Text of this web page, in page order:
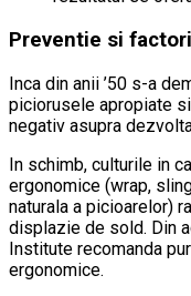
Preventie si
Inca din anii ’50 s-a
piciorusele apropiate
negativ asupra
In schimb, culturile in
ergonomice (wrap,
naturala a picioarelor)
displazie de sold. Din
Institute recomanda
ergonomice.